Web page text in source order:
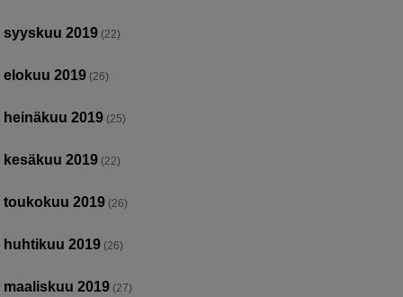
syyskuu 2019 (22)
elokuu 2019 (26)
heinäkuu 2019 (25)
kesäkuu 2019 (22)
toukokuu 2019 (26)
huhtikuu 2019 (26)
maaliskuu 2019 (27)